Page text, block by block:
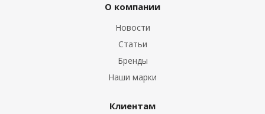
О компании
Новости
Статьи
Бренды
Наши марки
Клиентам